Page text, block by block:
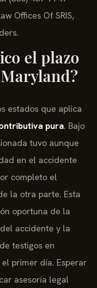
Offices Of SRIS,
el plazo
estados que aplica
pura
. Bajo
tuvo aunque
en el accidente
completo el
la otra parte. Esta
oportuna de la
accidente y la
testigos en
primer día. Esperar
asesoría legal